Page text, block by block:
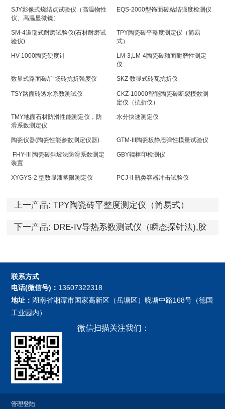
SJY影像式烧结点试验仪（高温物性
仪、高温显微镜）
EQS-2000型饰面砖粘结强度检测仪
SM-4道瑞式耐磨试验仪(石材耐磨试
验仪)
TPY陶瓷砖平整度测定仪（简易
式）
HV-1000陶瓷硬度计
LM-3,LM-4陶瓷砖釉面耐磨性测定
仪
数显式路面砖/广场砖抗折强度仪 SKZ 数显式砖瓦抗折仪
TSY路面砖透水系数测试仪
CKZ-10000智能陶瓷砖断裂模数测
定仪（抗折仪）
TMY地面石材防滑性能测定仪，防
滑系数测定仪
水分快速测定仪
陶瓷仪器(陶瓷性能参数测定仪器) GTM-III陶瓷板静态弹性模量试验仪
FHY-III 陶瓷砖斜坡法防滑系数测定
装置
GBY辊棒印检测仪
XYGYS-2 型数显液塑限测定仪 PCJ-II 瓶类容器冲击试验仪
上一产品: TPY陶瓷砖平整度测定仪（简易式）
下一产品: DRE-IV导热系数测试仪（瞬态探针法),胶
联系方式
电话(微信号)： 13607322318
地址：湖南省湘潭市国家高新区（岳塘区）晓塘中路168号（德国
工业园内）
微信扫描关注我们：
管理登陆